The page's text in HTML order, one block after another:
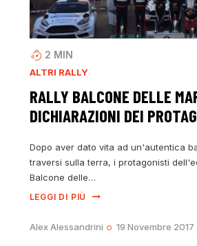
2 MIN
ALTRI RALLY
RALLY BALCONE DELLE
DICHIARAZIONI DEI
Dopo aver dato vita ad un'autentica
traversi sulla terra, i protagonisti
Balcone delle…
LEGGI DI PIÙ
Alex Alessandrini 19 Novembre 2017